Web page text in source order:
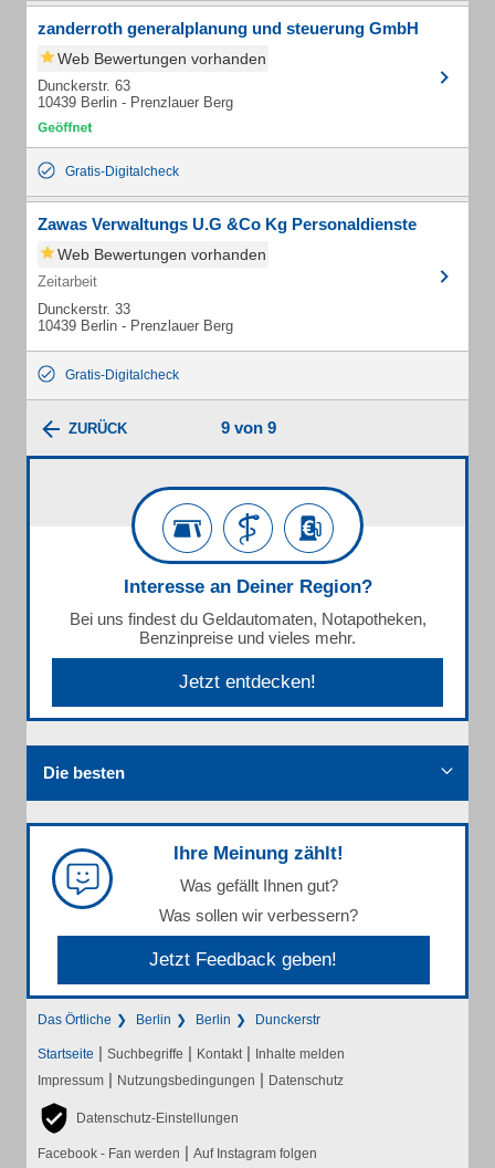
zanderroth generalplanung und steuerung GmbH
Web Bewertungen vorhanden
Dunckerstr. 63
10439 Berlin - Prenzlauer Berg
Gratis-Digitalcheck
Zawas Verwaltungs U.G &Co Kg Personaldienste
Web Bewertungen vorhanden
Zeitarbeit
Dunckerstr. 33
10439 Berlin - Prenzlauer Berg
Gratis-Digitalcheck
ZURÜCK 9 von 9
Interesse an Deiner Region?
Bei uns findest du Geldautomaten, Notapotheken,
Benzinpreise und vieles mehr.
Jetzt entdecken!
Die besten
Ihre Meinung zählt!
Was gefällt Ihnen gut?
Was sollen wir verbessern?
Jetzt Feedback geben!
Das Örtliche Berlin Berlin Dunckerstr
Startseite | Suchbegriffe | Kontakt | Inhalte melden
Impressum | Nutzungsbedingungen | Datenschutz
Datenschutz-Einstellungen
Facebook - Fan werden | Auf Instagram folgen